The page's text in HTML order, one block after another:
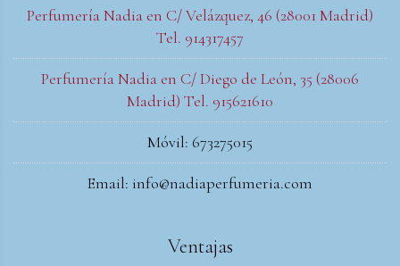
Perfumería Nadia en C/ Velázquez, 46 (28001 Madrid)
Tel. 914317457
Perfumería Nadia en C/ Diego de León, 35 (28006
Madrid) Tel. 915621610
Móvil: 673275015
Email: info@nadiaperfumeria.com
Ventajas